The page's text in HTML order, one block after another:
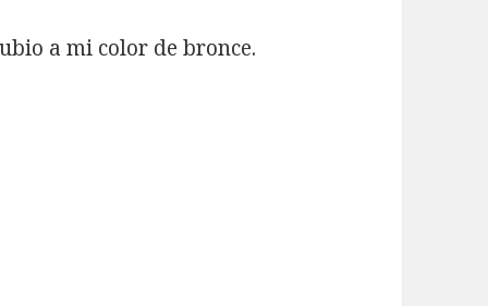
a mi color de bronce.